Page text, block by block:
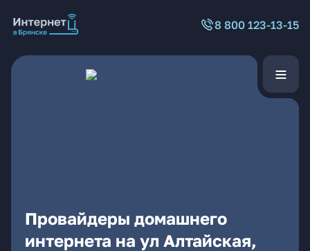
8 800 123-13-15
Провайдеры домашнего
интернета на ул Алтайская,